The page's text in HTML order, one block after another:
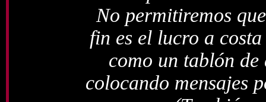
No permitiremos
fin es el lucro a
como un tablón de
colocando mensajes